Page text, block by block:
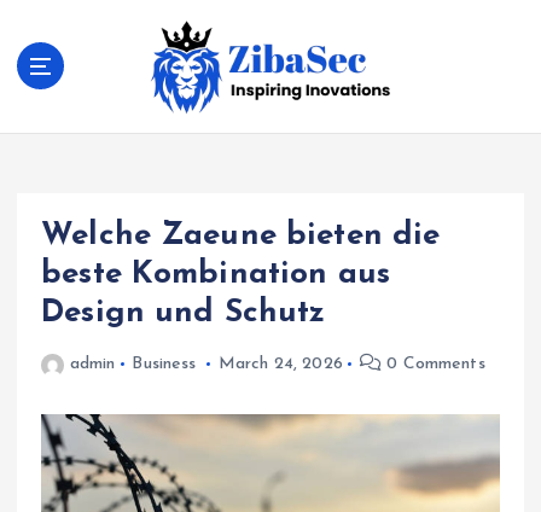
Inspiring Inovations
Welche Zaeune bieten die
beste Kombination aus
Design und Schutz
admin Business March 24, 2026 0 Comments